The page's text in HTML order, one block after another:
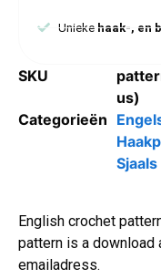
Uniekehaak-, en
SKU
us)
Categorieën
English crochet
pattern is a download
emailadress.